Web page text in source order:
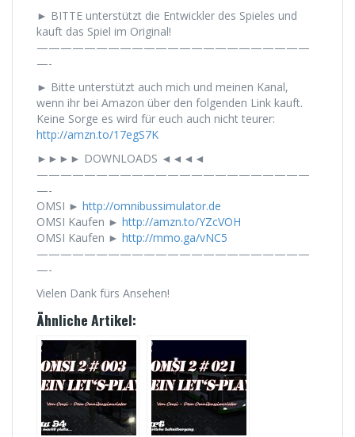
► BITTE unterstützt die Entwickler des Spieles und
kauft das Spiel im Original!
———————————————————————
—-
► Bitte unterstützt auch mich und meinen Kanal,
wenn ihr bei Amazon über den folgenden Link kauft.
Keine Sorge es wird für euch auch nicht teurer:
http://amzn.to/17egS7K
►►►► DOWNLOADS ◄◄◄◄
———————————————————————
—-
OMSI ► http://omnibussimulator.de
OMSI Kaufen ► http://amzn.to/YZcVOH
OMSI Kaufen ► http://mmo.ga/vNC5
———————————————————————
—-
Vielen Dank fürs Ansehen!
Ähnliche Artikel: